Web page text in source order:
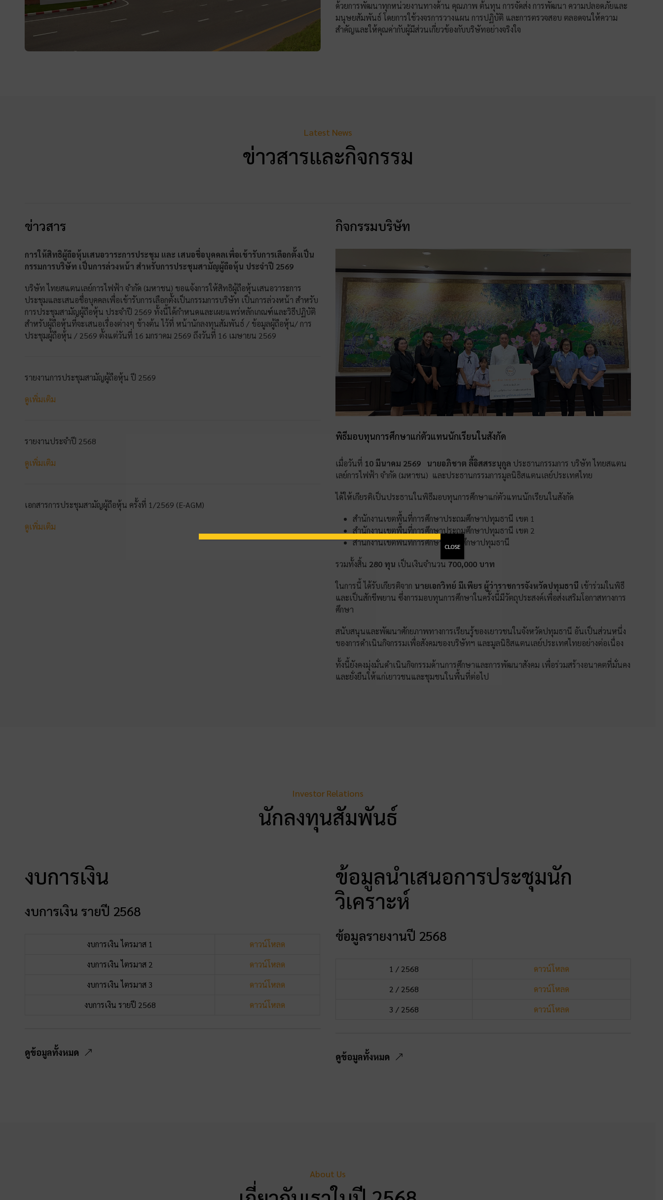
ด้วยการพัฒนาทุกหน่วยงานทางด้าน คุณภาพ ต้นทุน การจัดส่ง การพัฒนา ความปลอดภัยและ
มนุษยสัมพันธ์ โดยการใช้วงจรการวางแผน การปฏิบัติ และการตรวจสอบ ตลอดจนให้ความ
สำคัญและให้คุณค่ากับผู้มีส่วนเกี่ยวข้องกับบริษัทอย่างจริงใจ
Latest News
ข่าวสารและกิจกรรม
ข่าวสาร
การให้สิทธิผู้ถือหุ้นเสนอวาระการประชุม และ เสนอชื่อบุคคลเพื่อเข้ารับการเลือกตั้งเป็น
กรรมการบริษัท เป็นการล่วงหน้า สำหรับการประชุมสามัญผู้ถือหุ้น ประจำปี 2569
บริษัท ไทยสแตนเลย์การไฟฟ้า จำกัด (มหาชน) ขอแจ้งการให้สิทธิผู้ถือหุ้นเสนอวาระการ
ประชุมและเสนอชื่อบุคคลเพื่อเข้ารับการเลือกตั้งเป็นกรรมการบริษัท เป็นการล่วงหน้า สำหรับ
การประชุมสามัญผู้ถือหุ้น ประจำปี 2569 ทั้งนี้ได้กำหนดและเผยแพร่หลักเกณฑ์และวิธีปฏิบัติ
สำหรับผู้ถือหุ้นที่จะเสนอเรื่องต่างๆ ข้างต้น ไว้ที่ หน้านักลงทุนสัมพันธ์ / ข้อมูลผู้ถือหุ้น/ การ
ประชุมผู้ถือหุ้น / 2569 ตั้งแต่วันที่ 16 มกราคม 2569 ถึงวันที่ 16 เมษายน 2569
รายงานการประชุมสามัญผู้ถือหุ้น ปี 2569
ดูเพิ่มเติม
รายงานประจำปี 2568
ดูเพิ่มเติม
เอกสารการประชุมสามัญผู้ถือหุ้น ครั้งที่ 1/2569 (E-AGM)
ดูเพิ่มเติม
กิจกรรมบริษัท
พิธีมอบทุนการศึกษาแก่ตัวแทนนักเรียนในสังกัด
เมื่อวันที่ 10 มีนาคม 2569 นายอภิชาต ลี้อิสสระนุกูล ประธานกรรมการ บริษัท ไทยสแตน
เลย์การไฟฟ้า จำกัด (มหาชน) และประธานกรรมการมูลนิธิสแตนเลย์ประเทศไทย
ได้ให้เกียรติเป็นประธานในพิธีมอบทุนการศึกษาแก่ตัวแทนนักเรียนในสังกัด
สำนักงานเขตพื้นที่การศึกษาประถมศึกษาปทุมธานี เขต 1
สำนักงานเขตพื้นที่การศึกษาประถมศึกษาปทุมธานี เขต 2
สำนักงานเขตพื้นที่การศึกษามัธยมศึกษาปทุมธานี
รวมทั้งสิ้น 280 ทุน เป็นเงินจำนวน 700,000 บาท
ในการนี้ ได้รับเกียรติจาก นายเอกวิทย์ มีเพียร ผู้ว่าราชการจังหวัดปทุมธานี เข้าร่วมในพิธี
และเป็นสักขีพยาน ซึ่งการมอบทุนการศึกษาในครั้งนี้มีวัตถุประสงค์เพื่อส่งเสริมโอกาสทางการ
ศึกษา
สนับสนุนและพัฒนาศักยภาพทางการเรียนรู้ของเยาวชนในจังหวัดปทุมธานี อันเป็นส่วนหนึ่ง
ของการดำเนินกิจกรรมเพื่อสังคมของบริษัทฯ และมูลนิธิสแตนเลย์ประเทศไทยอย่างต่อเนื่อง
ทั้งนี้ยังคงมุ่งมั่นดำเนินกิจกรรมด้านการศึกษาและการพัฒนาสังคม เพื่อร่วมสร้างอนาคตที่มั่นคง
และยั่งยืนให้แก่เยาวชนและชุมชนในพื้นที่ต่อไป
Investor Relations
นักลงทุนสัมพันธ์
งบการเงิน
งบการเงิน รายปี 2568
งบการเงิน ไตรมาส 1
ดาวน์โหลด
งบการเงิน ไตรมาส 2
ดาวน์โหลด
งบการเงิน ไตรมาส 3
ดาวน์โหลด
งบการเงิน รายปี 2568
ดาวน์โหลด
ดูข้อมูลทั้งหมด
ข้อมูลนำเสนอการประชุมนัก
วิเคราะห์
ข้อมูลรายงานปี 2568
1 / 2568
ดาวน์โหลด
2 / 2568
ดาวน์โหลด
3 / 2568
ดาวน์โหลด
ดูข้อมูลทั้งหมด
About Us
CLOSE